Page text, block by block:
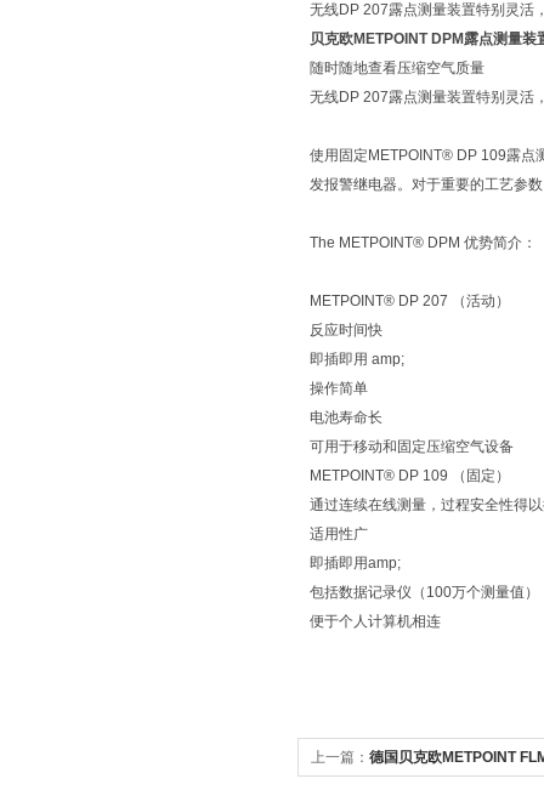
无线DP 207露点测量装置特别灵活
贝克欧METPOINT DPM露点测量装
随时随地查看压缩空气质量
无线DP 207露点测量装置特别灵活
使用固定METPOINT® DP 109露点
发报警继电器。对于重要的工艺参
The METPOINT® DPM 优势简介：
METPOINT® DP 207 （活动）
反应时间快
即插即用 amp;
操作简单
电池寿命长
可用于移动和固定压缩空气设备
METPOINT® DP 109 （固定）
通过连续在线测量，过程安全性得
适用性广
即插即用amp;
包括数据记录仪（100万个测量值）
便于个人计算机相连
上一篇： 德国贝克欧METPOINT